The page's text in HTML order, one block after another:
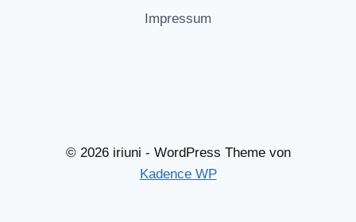
Impressum
© 2026 iriuni - WordPress Theme von
Kadence WP